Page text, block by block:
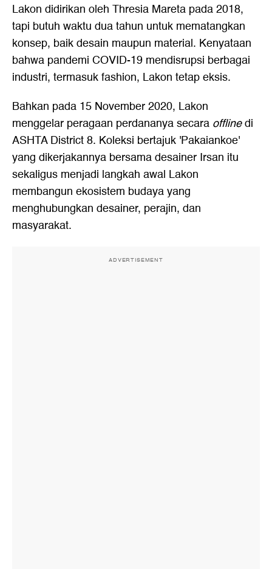
Lakon didirikan oleh Thresia Mareta pada 2018,
tapi butuh waktu dua tahun untuk mematangkan
konsep, baik desain maupun material. Kenyataan
bahwa pandemi COVID-19 mendisrupsi berbagai
industri, termasuk fashion, Lakon tetap eksis.
Bahkan pada 15 November 2020, Lakon
menggelar peragaan perdananya secara offlinedi
ASHTA District 8. Koleksi bertajuk 'Pakaiankoe'
yang dikerjakannya bersama desainer Irsan itu
sekaligus menjadi langkah awal Lakon
membangun ekosistem budaya yang
menghubungkan desainer, perajin, dan
masyarakat.
ADVERTISEMENT